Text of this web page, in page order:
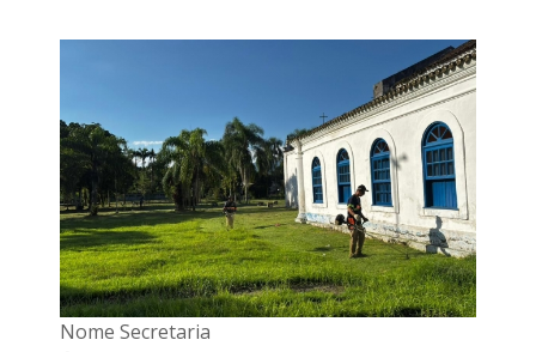
Nome Secretaria